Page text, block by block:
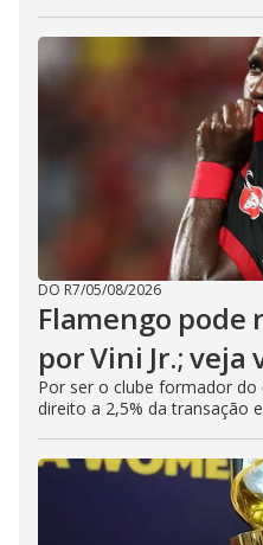
DO R7/05/08/2026
Flamengo
por Vini Jr.; veja
Por ser o clube formador
direito a 2,5% da transação